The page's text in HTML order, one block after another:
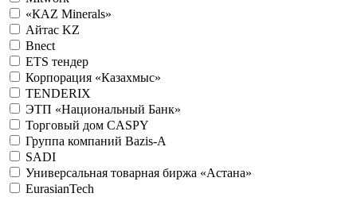
«КАZ Minerals»
Айтас KZ
Bnect
ETS тендер
Корпорация «Казахмыс»
TENDERIX
ЭТП «Национальный Банк»
Торговый дом CASPY
Группа компаний Bazis-A
SADI
Универсальная товарная биржа «Астана»
EurasianTech